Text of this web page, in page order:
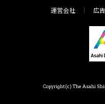
運営会社 広
Copyright(c) The Asahi